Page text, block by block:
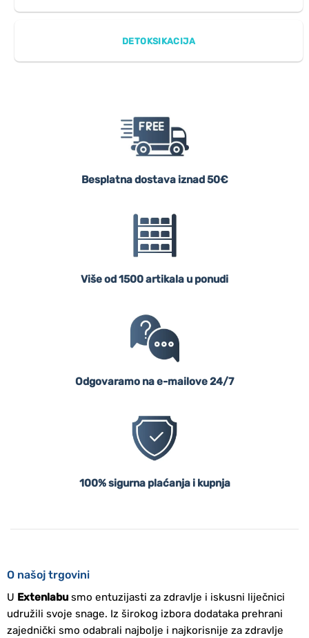
DETOKSIKACIJA
Besplatna dostava iznad 50€
Više od 1500 artikala u ponudi
Odgovaramo na e-mailove 24/7
100% sigurna plaćanja i kupnja
O našoj trgovini
U Extenlabusmo entuzijasti za zdravlje i iskusni liječnici
udružili svoje snage. Iz širokog izbora dodataka prehrani
zajednički smo odabrali najbolje i najkorisnije za zdravlje